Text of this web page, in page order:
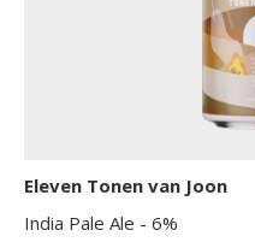
Eleven Tonen van Joon
India Pale Ale - 6%